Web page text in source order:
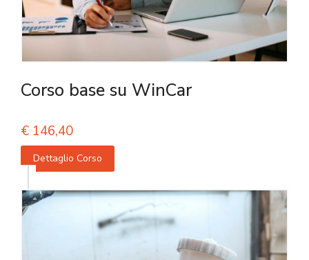
Corso base su WinCar
€ 146,40
Dettaglio Corso